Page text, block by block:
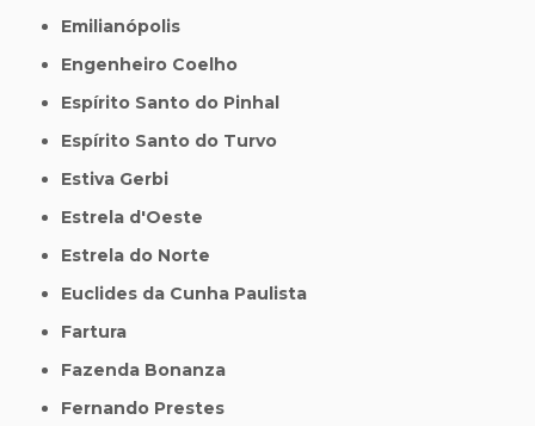
Emilianópolis
Engenheiro Coelho
Espírito Santo do Pinhal
Espírito Santo do Turvo
Estiva Gerbi
Estrela d'Oeste
Estrela do Norte
Euclides da Cunha Paulista
Fartura
Fazenda Bonanza
Fernando Prestes